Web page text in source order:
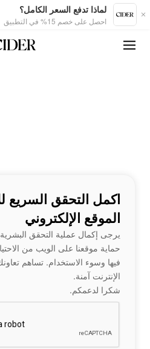
لماذا تدفع السعر الكامل؟
احصل على خصم 15% في التطبيق
اكمل التحقق السريع
الموقع الإلكتروني
يرجى إكمال عملية التحقق
حماية موقعنا على الويب من
فيها وسوء الاستخدام. تساهم
الإنترنت آمنة.
شكرا لدعمكم.